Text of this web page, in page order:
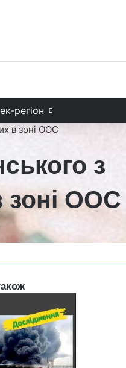
регіон
в зоні ООС
з
зоні ООС